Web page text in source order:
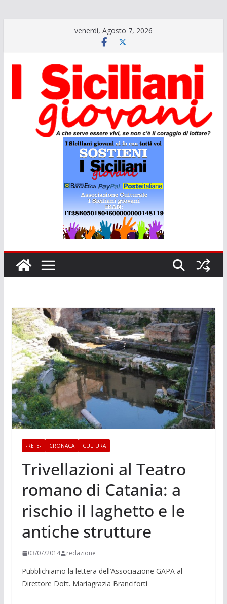
venerdì, Agosto 7, 2026
-RETE- CRONACA CULTURA
Trivellazioni al Teatro
romano di Catania: a
rischio il laghetto e le
antiche strutture
03/07/2014 redazione
Pubblichiamo la lettera dell’Associazione GAPA al
Direttore Dott. Mariagrazia Branciforti